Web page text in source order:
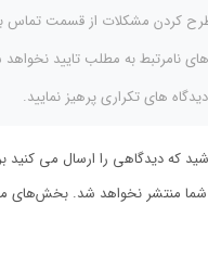
کردن مشکلات از قسمت تماس با
نامرتبط به مطلب تایید
های تکراری پرهیز نمایید.
که دیدگاهی را ارسال می
منتشر نخواهد شد. بخش‌های